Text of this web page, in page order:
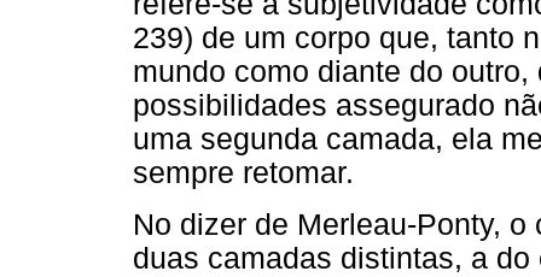
239) de um corpo que, tanto
mundo como diante do
possibilidades assegurado
uma segunda camada, ela
sempre retomar.
No dizer de Merleau-Ponty,
duas camadas distintas, a